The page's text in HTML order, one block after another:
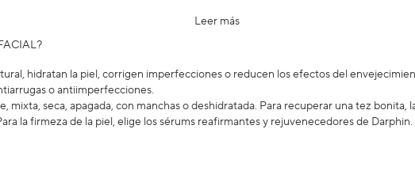
Leer más
hidratan la piel, corrigen imperfecciones o reducen los efectos del
o antiimperfecciones.
mixta, seca, apagada, con manchas o deshidratada. Para recuperar una tez
la firmeza de la piel, elige los sérums reafirmantes y rejuvenecedores de Darphin.